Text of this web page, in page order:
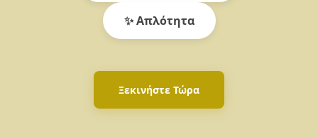
✨ Απλότητα
Ξεκινήστε Τώρα